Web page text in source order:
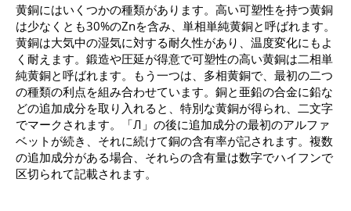
黄銅にはいくつかの種類があります。高い可塑性を持つ黄銅
は少なくとも30%のZnを含み、単相単純黄銅と呼ばれます。
黄銅は大気中の湿気に対する耐久性があり、温度変化にもよ
く耐えます。鍛造や圧延が得意で可塑性の高い黄銅は二相単
純黄銅と呼ばれます。もう一つは、多相黄銅で、最初の二つ
の種類の利点を組み合わせています。銅と亜鉛の合金に鉛な
どの追加成分を取り入れると、特別な黄銅が得られ、二文字
でマークされます。「Л」の後に追加成分の最初のアルファ
ベットが続き、それに続けて銅の含有率が記されます。複数
の追加成分がある場合、それらの含有量は数字でハイフンで
区切られて記載されます。